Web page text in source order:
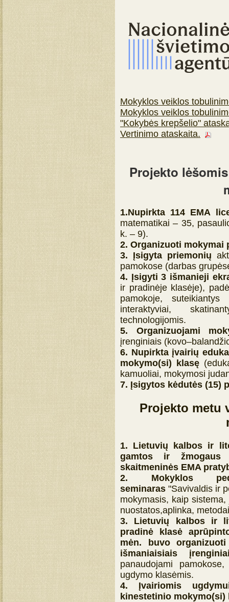
Mokyklos veiklos
Mokyklos veiklos
"Kokybės krepšelio"
Vertinimo ataskaita.
Projekto
1.Nupirkta 114 EMA
matematikai – 35,
k. – 9).
2. Organizuoti mokymai
3. Įsigyta priemonių
pamokose (darbas
4. Įsigyti 3 išmanieji
ir pradinėje klasėje),
pamokoje,
interaktyviai,
technologijomis.
5. Organizuojami
įrenginiais
6. Nupirkta įvairių
mokymo(si) klasę
kamuoliai, mokymosi
7. Įsigytos kėdutės (15)
Projekto metu
1. Lietuvių kalbos ir
gamtos ir žmogaus
skaitmeninės EMA
2. Mokyklos
seminaras "Savivaldis ir
mokymasis, kaip
nuostatos,aplinka,
3. Lietuvių kalbos ir
pradinė klasė
mėn. buvo
išmaniaisiais
panaudojami
ugdymo klasėmis.
4. Įvairiomis
kinestetinio mokymo(si)